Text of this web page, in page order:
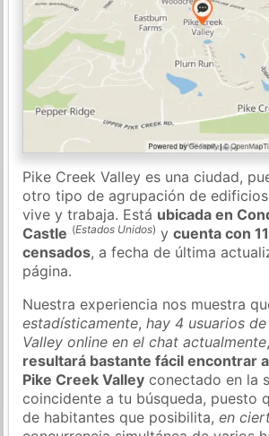
Pike Creek Valley es una ciudad,
otro tipo de agrupación de
vive y trabaja. Está ubicada en
Castle (Estados Unidos) ycuenta con
censados, a fecha de última
página.
Nuestra experiencia nos muestra
estadísticamente,hay 4 usuarios
Valley online en el chat actualmente
resultará bastante fácil encontrar
Pike Creek Valley conectado en la
coincidente a tu búsqueda, puesto
de habitantes que posibilita,en